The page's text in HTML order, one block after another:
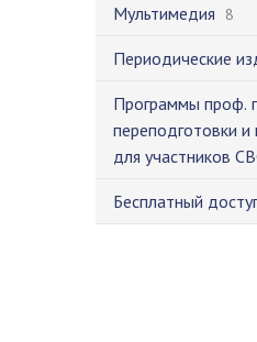
Мультимедия 8
Периодические
Программы проф.
переподготовки
для участников
Бесплатный